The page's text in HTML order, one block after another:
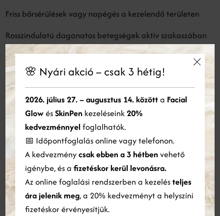
Friss bőrsérülések vagy napégés a kezelendő területen
Rosszindulatú daganatos betegségek aktív szakaszában
Toka bontás kezelések
Toka bontás
Toka bontás - az ár a kezelt terület
méretétől függően változhat
30 perc
🌸 Nyári akció – csak 3 hétig!
2026. július 27. – augusztus 14. közötta Facial
GlowésSkinPen kezeléseink 20%
kedvezménnyel foglalhatók.
📅 Időpontfoglalás online vagy telefonon.
A kedvezménycsak ebben a 3 hétben vehető
igénybe, és a fizetéskor kerül levonásra.
Az online foglalási rendszerben a kezelésteljes
ára jelenik meg, a 20% kedvezményt a helyszíni
fizetéskor érvényesítjük.
Ez a weboldal sütiket használ
Cookie-kat használunk a tartalom, a hirdetések személyre
szabására és a forgalom elemzésére. Webhelyünk Ön általi
használatára vonatkozó információkat megosztjuk hirdetési és
elemző partnereinkkel is, akik egyesíthetik azokat más
információkkal, amelyeket Ön biztosított számukra, vagy
amelyeket a szolgáltatásaik Ön általi használatából gyűjtöttek
össze.
Bővebben
ÖSSZES ELFOGADÁSA
ÖSSZES ELUTASÍTÁSA